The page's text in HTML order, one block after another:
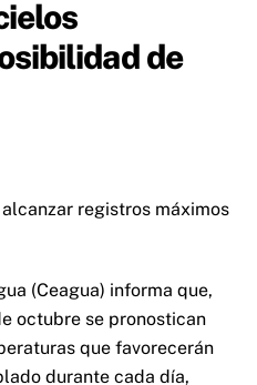
de
registros máximos
(Ceagua) informa que,
octubre se pronostican
que favorecerán
durante cada día,